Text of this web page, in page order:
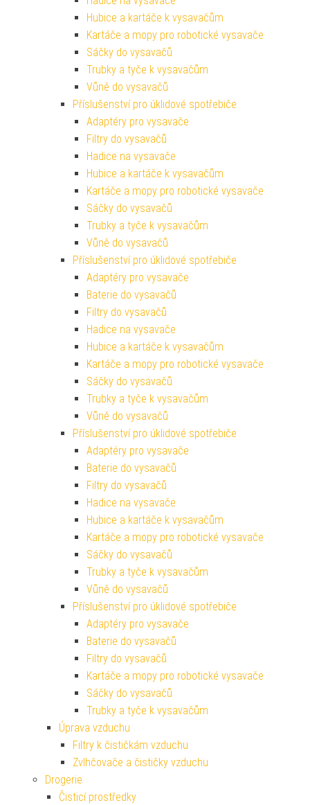
Hubice a kartáče k vysavačům
Kartáče a mopy pro robotické vysavače
Sáčky do vysavačů
Trubky a tyče k vysavačům
Vůně do vysavačů
Příslušenství pro úklidové spotřebiče
Adaptéry pro vysavače
Filtry do vysavačů
Hadice na vysavače
Hubice a kartáče k vysavačům
Kartáče a mopy pro robotické vysavače
Sáčky do vysavačů
Trubky a tyče k vysavačům
Vůně do vysavačů
Příslušenství pro úklidové spotřebiče
Adaptéry pro vysavače
Baterie do vysavačů
Filtry do vysavačů
Hadice na vysavače
Hubice a kartáče k vysavačům
Kartáče a mopy pro robotické vysavače
Sáčky do vysavačů
Trubky a tyče k vysavačům
Vůně do vysavačů
Příslušenství pro úklidové spotřebiče
Adaptéry pro vysavače
Baterie do vysavačů
Filtry do vysavačů
Hadice na vysavače
Hubice a kartáče k vysavačům
Kartáče a mopy pro robotické vysavače
Sáčky do vysavačů
Trubky a tyče k vysavačům
Vůně do vysavačů
Příslušenství pro úklidové spotřebiče
Adaptéry pro vysavače
Baterie do vysavačů
Filtry do vysavačů
Kartáče a mopy pro robotické vysavače
Sáčky do vysavačů
Trubky a tyče k vysavačům
Úprava vzduchu
Filtry k čističkám vzduchu
Zvlhčovače a čističky vzduchu
Drogerie
Čisticí prostředky